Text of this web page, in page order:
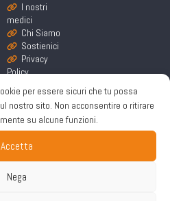
per essere sicuri che tu possa
nostro sito. Non acconsentire o ritirare
su alcune funzioni.
Accetta
Nega
I nostri
medici
Chi Siamo
Sostienici
Privacy
Policy
Policy